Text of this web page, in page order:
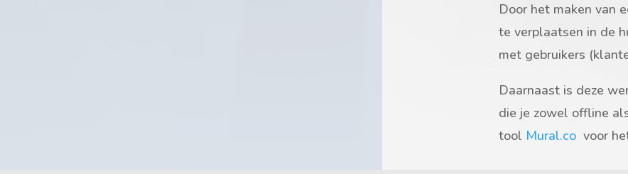
Door het maken van
te verplaatsen in de
met gebruikers
Daarnaast is deze
die je zowel offline
tool Mural.co voor